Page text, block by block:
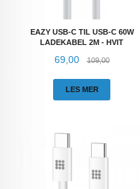
EAZY USB-C TIL USB-C 60W
LADEKABEL 2M - HVIT
Tilbud
69,00 109,00Rabatt
LES MER